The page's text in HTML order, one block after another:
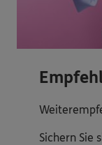
Sichern Sie